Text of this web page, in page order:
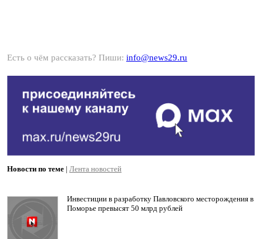
Есть о чём рассказать? Пиши: info@news29.ru
Новости по теме | Лента новостей
Инвестиции в разработку Павловского месторождения в
Поморье превысят 50 млрд рублей